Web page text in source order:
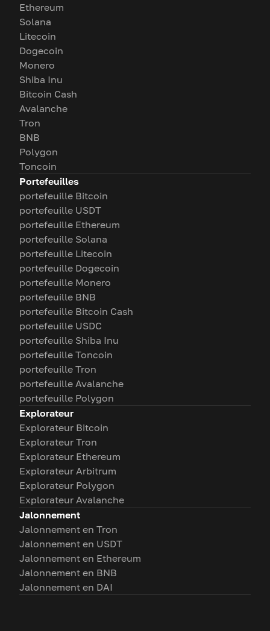
Ethereum
Solana
Litecoin
Dogecoin
Monero
Shiba Inu
Bitcoin Cash
Avalanche
Tron
BNB
Polygon
Toncoin
Portefeuilles
portefeuille Bitcoin
portefeuille USDT
portefeuille Ethereum
portefeuille Solana
portefeuille Litecoin
portefeuille Dogecoin
portefeuille Monero
portefeuille BNB
portefeuille Bitcoin Cash
portefeuille USDC
portefeuille Shiba Inu
portefeuille Toncoin
portefeuille Tron
portefeuille Avalanche
portefeuille Polygon
Explorateur
Explorateur Bitcoin
Explorateur Tron
Explorateur Ethereum
Explorateur Arbitrum
Explorateur Polygon
Explorateur Avalanche
Jalonnement
Jalonnement en Tron
Jalonnement en USDT
Jalonnement en Ethereum
Jalonnement en BNB
Jalonnement en DAI